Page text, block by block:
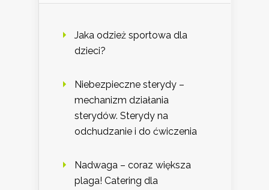
Jaka odzież sportowa dla
dzieci?
Niebezpieczne sterydy –
mechanizm działania
sterydów. Sterydy na
odchudzanie i do ćwiczenia
Nadwaga – coraz większa
plaga! Catering dla